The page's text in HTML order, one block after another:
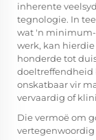
inherente
tegnologie. In
wat 'n
werk, kan
honderde tot
doeltreffendheid
onskatbaar vir
vervaardig of
Die vermoë om
vertegenwoordig